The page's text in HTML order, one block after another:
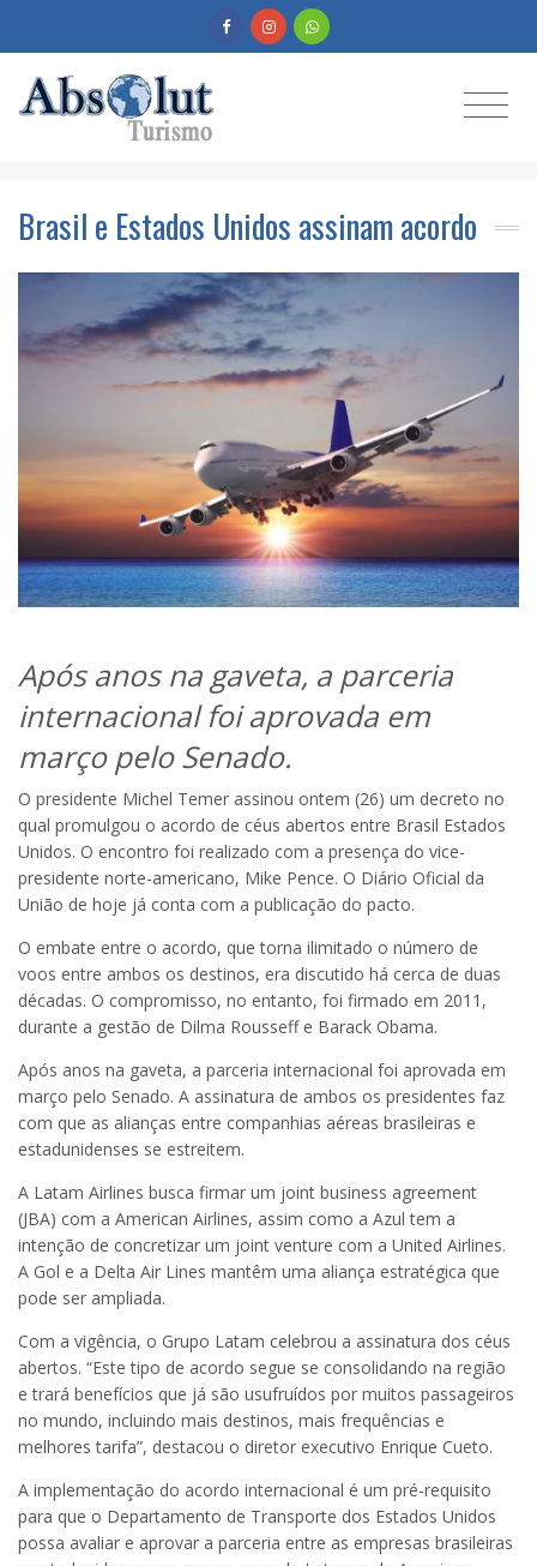
Brasil e Estados Unidos assinam acordo
Após anos na gaveta, a parceria
internacional foi aprovada em
março pelo Senado.
O presidente Michel Temer assinou ontem (26) um decreto no
qual promulgou o acordo de céus abertos entre Brasil Estados
Unidos. O encontro foi realizado com a presença do vice-
presidente norte-americano, Mike Pence. O Diário Oficial da
União de hoje já conta com a publicação do pacto.
O embate entre o acordo, que torna ilimitado o número de
voos entre ambos os destinos, era discutido há cerca de duas
décadas. O compromisso, no entanto, foi firmado em 2011,
durante a gestão de Dilma Rousseff e Barack Obama.
Após anos na gaveta, a parceria internacional foi aprovada em
março pelo Senado. A assinatura de ambos os presidentes faz
com que as alianças entre companhias aéreas brasileiras e
estadunidenses se estreitem.
A Latam Airlines busca firmar um joint business agreement
(JBA) com a American Airlines, assim como a Azul tem a
intenção de concretizar um joint venture com a United Airlines.
A Gol e a Delta Air Lines mantêm uma aliança estratégica que
pode ser ampliada.
Com a vigência, o Grupo Latam celebrou a assinatura dos céus
abertos. “Este tipo de acordo segue se consolidando na região
e trará benefícios que já são usufruídos por muitos passageiros
no mundo, incluindo mais destinos, mais frequências e
melhores tarifa”, destacou o diretor executivo Enrique Cueto.
A implementação do acordo internacional é um pré-requisito
para que o Departamento de Transporte dos Estados Unidos
possa avaliar e aprovar a parceria entre as empresas brasileiras